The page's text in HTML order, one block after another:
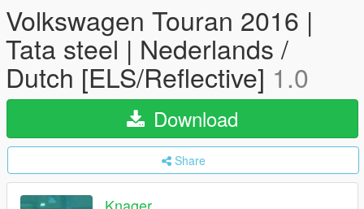
Volkswagen Touran 2016 |
Tata steel | Nederlands /
Dutch [ELS/Reflective] 1.0
Download
Share